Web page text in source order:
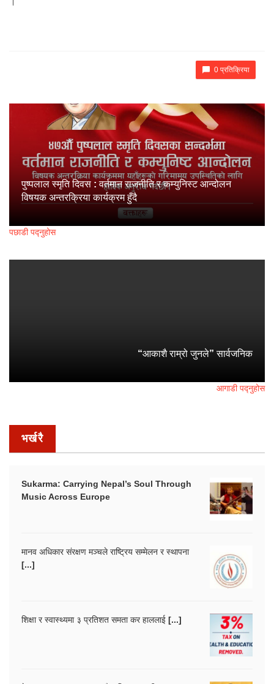
0 प्रतिक्रिया
पुष्पलाल स्मृति दिवस : वर्तमान राजनीति र कम्युनिस्ट आन्दोलन
विषयक अन्तरक्रिया कार्यक्रम हुँदै
पछाडी पद्नुहोस
“आकाशै राम्रो जुनले” सार्वजनिक
आगाडी पद्नुहोस
भर्खरै
Sukarma: Carrying Nepal’s Soul Through
Music Across Europe
मानव अधिकार संरक्षण मञ्चले राष्ट्रिय सम्मेलन र स्थापना
[...]
शिक्षा र स्वास्थ्यमा ३ प्रतिशत समता कर हाललाई [...]